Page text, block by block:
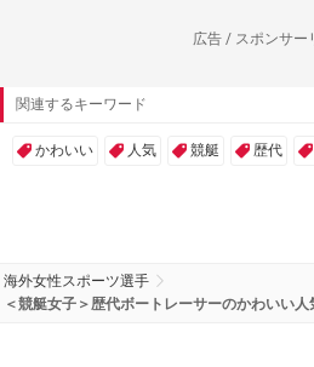
広告 / スポンサー
関連するキーワード
かわいい 人気 競艇 歴代
海外女性スポーツ選手
＜競艇女子＞歴代ボートレーサーのかわいい